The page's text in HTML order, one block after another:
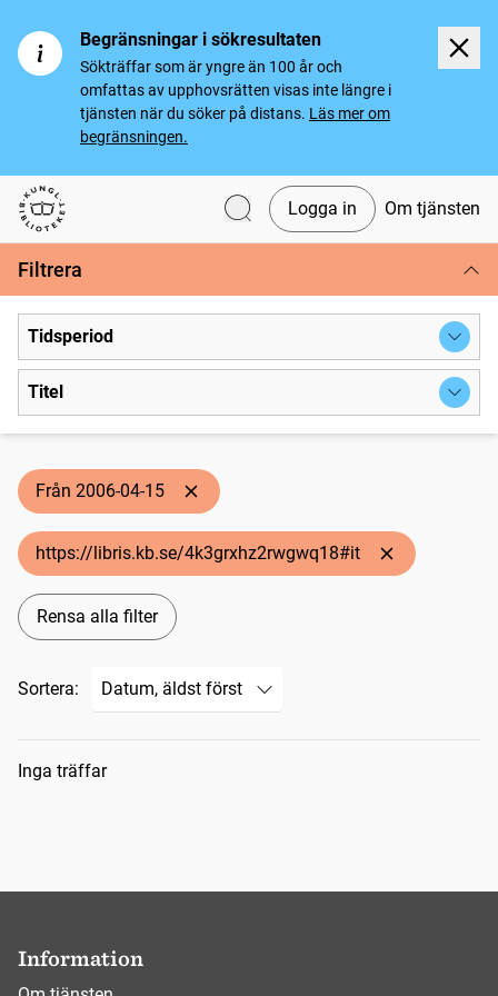
Begränsningar i sökresultaten
Sökträffar som är yngre än 100 år och
omfattas av upphovsrätten visas inte längre i
tjänsten när du söker på distans. Läs mer om
begränsningen.
Svenska tidningar
Logga in Om tjänsten
Filtrera
Tidsperiod
Titel
Från 2006-04-15
https://libris.kb.se/4k3grxhz2rwgwq18#it
Rensa alla filter
Sortera:
Sökresultat
Inga träffar
Information